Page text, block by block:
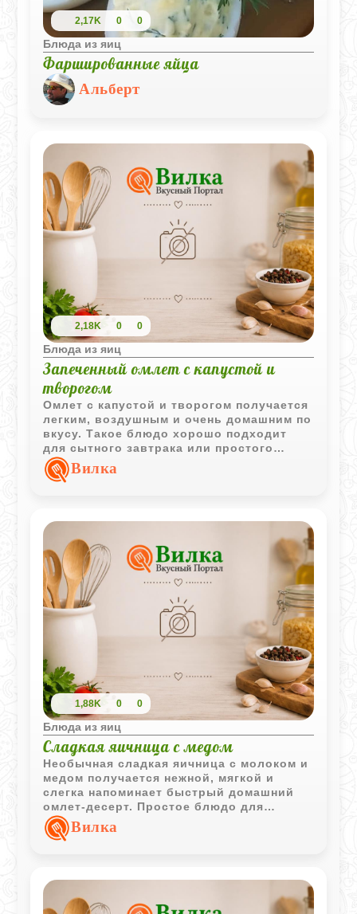
2,17K 0 0
Блюда из яиц
Фаршированные яйца
Альберт
2,18K 0 0
Блюда из яиц
Запеченный омлет с капустой и
творогом
Омлет с капустой и творогом получается
легким, воздушным и очень домашним по
вкусу. Такое блюдо хорошо подходит
для сытного завтрака или простого
ужина без лишней тяжести.
Вилка
1,88K 0 0
Блюда из яиц
Сладкая яичница с медом
Необычная сладкая яичница с молоком и
медом получается нежной, мягкой и
слегка напоминает быстрый домашний
омлет-десерт. Простое блюдо для
завтрака, когда хочется чего-то теплого и
нестандартного.
Вилка